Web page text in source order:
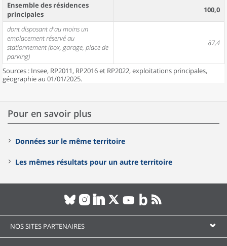
Ensemble des résidences
principales
100,0
dont disposant d'au moins un
emplacement réservé au
stationnement (box, garage, place de
parking)
87,4
Sources : Insee, RP2011, RP2016 et RP2022, exploitations principales,
géographie au 01/01/2025.
Pour en savoir plus
Données sur le même territoire
Les mêmes résultats pour un autre territoire
NOS SITES PARTENAIRES